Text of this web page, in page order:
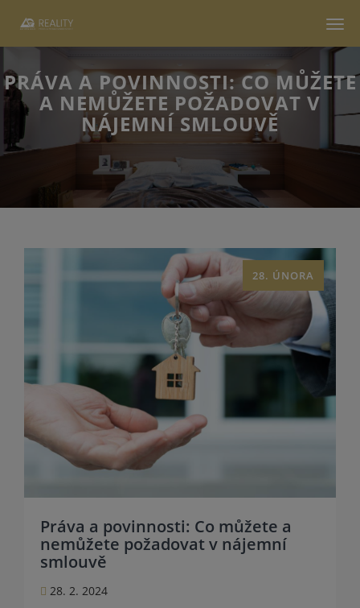
PRÁVA A POVINNOSTI: CO MŮŽETE
A NEMŮŽETE POŽADOVAT V
NÁJEMNÍ SMLOUVĚ
Práva a povinnosti: Co můžete a
nemůžete požadovat v nájemní
smlouvě
28. 2. 2024
28. ÚNORA